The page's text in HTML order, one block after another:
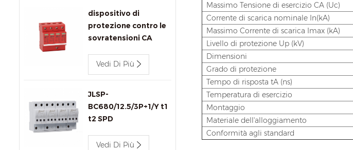
dispositivo di
protezione contro le
sovratensioni CA
JLSP-GA440/80/4P
Vedi Di Più
JLSP-
BC680/12.5/3P+1/Y t1
t2 SPD
Vedi Di Più
Massimo Tensione di esercizio CA (Uc)
Corrente di scarica nominale In(kA)
Massimo Corrente di scarica Imax (kA)
Livello di protezione Up (kV)
Dimensioni
Grado di protezione
Tempo di risposta tA (ns)
Temperatura di esercizio
Montaggio
Materiale dell'alloggiamento
Conformità agli standard